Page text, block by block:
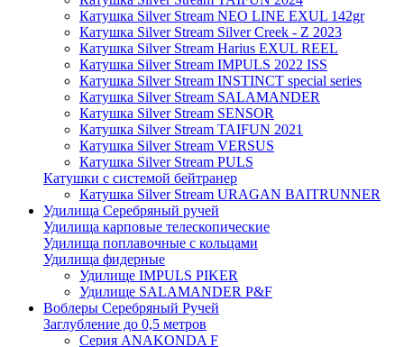
Катушка Silver Stream NEO LINE EXUL 142gr
Катушка Silver Stream Silver Creek - Z 2023
Катушка Silver Stream Harius EXUL REEL
Катушка Silver Stream IMPULS 2022 ISS
Катушка Silver Stream INSTINCT special series
Катушка Silver Stream SALAMANDER
Катушка Silver Stream SENSOR
Катушка Silver Stream TAIFUN 2021
Катушка Silver Stream VERSUS
Катушка Silver Stream PULS
Катушки с системой бейтранер
Катушка Silver Stream URAGAN BAITRUNNER
Удилища Серебряный ручей
Удилища карповые телескопические
Удилища поплавочные с кольцами
Удилища фидерные
Удилище IMPULS PIKER
Удилище SALAMANDER P&F
Воблеры Серебряный Ручей
Заглубление до 0,5 метров
Серия ANAKONDA F